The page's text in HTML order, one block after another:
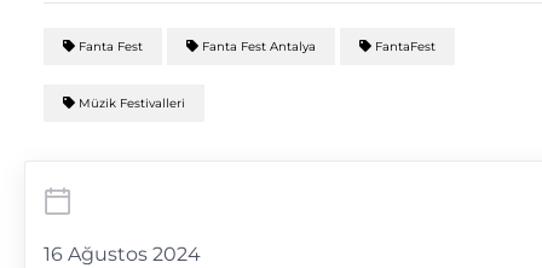
Fanta Fest Fanta Fest Antalya FantaFest
Müzik Festivalleri
16 Ağustos 2024